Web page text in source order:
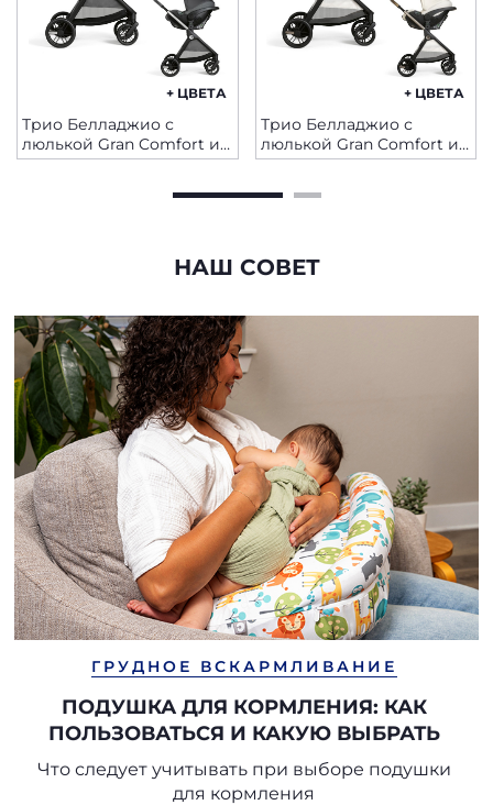
+ ЦВЕТА
Трио Белладжио с
люлькой Gran Comfort и
Kory Plus
+ ЦВЕТА
Трио Белладжио с
люлькой Gran Comfort и
Kory Plus
НАШ СОВЕТ
ГРУДНОЕ ВСКАРМЛИВАНИЕ
ПОДУШКА ДЛЯ КОРМЛЕНИЯ: КАК
ПОЛЬЗОВАТЬСЯ И КАКУЮ ВЫБРАТЬ
Что следует учитывать при выборе подушки
для кормления